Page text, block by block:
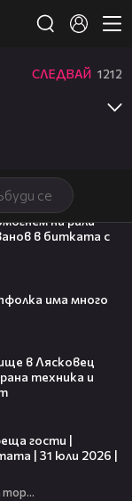
се
СЛЕДВАЙ 1212
на рали
в битката с
има много
в Лясковец
техника и
гости |
| 31 юли 2026 |
Черешката на тортата